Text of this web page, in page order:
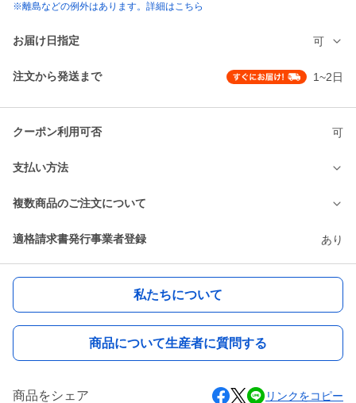
※離島などの例外はあります。詳細はこちら
お届け日指定 可
注文から発送まで 1~2日
クーポン利用可否 可
支払い方法
複数商品のご注文について
適格請求書発行事業者登録 あり
私たちについて
商品について生産者に質問する
商品をシェア リンクをコピー